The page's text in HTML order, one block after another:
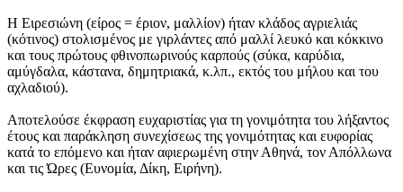
Η Ειρεσιώνη (είρος = έριον, μαλλίον) ήταν κλάδος αγριελιάς
(κότινος) στολισμένος με γιρλάντες από μαλλί λευκό και κόκκινο
και τους πρώτους φθινοπωρινούς καρπούς (σύκα, καρύδια,
αμύγδαλα, κάστανα, δημητριακά, κ.λπ., εκτός του μήλου και του
αχλαδιού).
Αποτελούσε έκφραση ευχαριστίας για τη γονιμότητα του λήξαντος
έτους και παράκληση συνεχίσεως της γονιμότητας και ευφορίας
κατά το επόμενο και ήταν αφιερωμένη στην Αθηνά, τον Απόλλωνα
και τις Ώρες (Ευνομία, Δίκη, Ειρήνη).